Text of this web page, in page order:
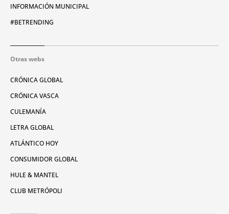
INFORMACIÓN MUNICIPAL
#BETRENDING
Otras webs
CRÓNICA GLOBAL
CRÓNICA VASCA
CULEMANÍA
LETRA GLOBAL
ATLÁNTICO HOY
CONSUMIDOR GLOBAL
HULE & MANTEL
CLUB METRÓPOLI